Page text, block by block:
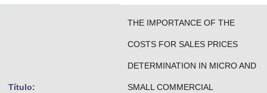
Título:
THE IMPORTANCE OF THE
COSTS FOR SALES PRICES
DETERMINATION IN MICRO AND
SMALL COMMERCIAL